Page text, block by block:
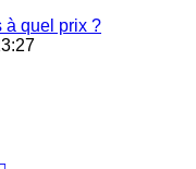
à quel prix ?